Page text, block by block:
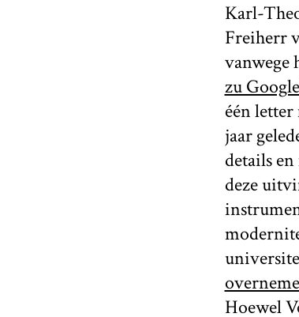
Karl-
Freiherr
vanwege
zu
één
jaar
details
deze
Hoewel